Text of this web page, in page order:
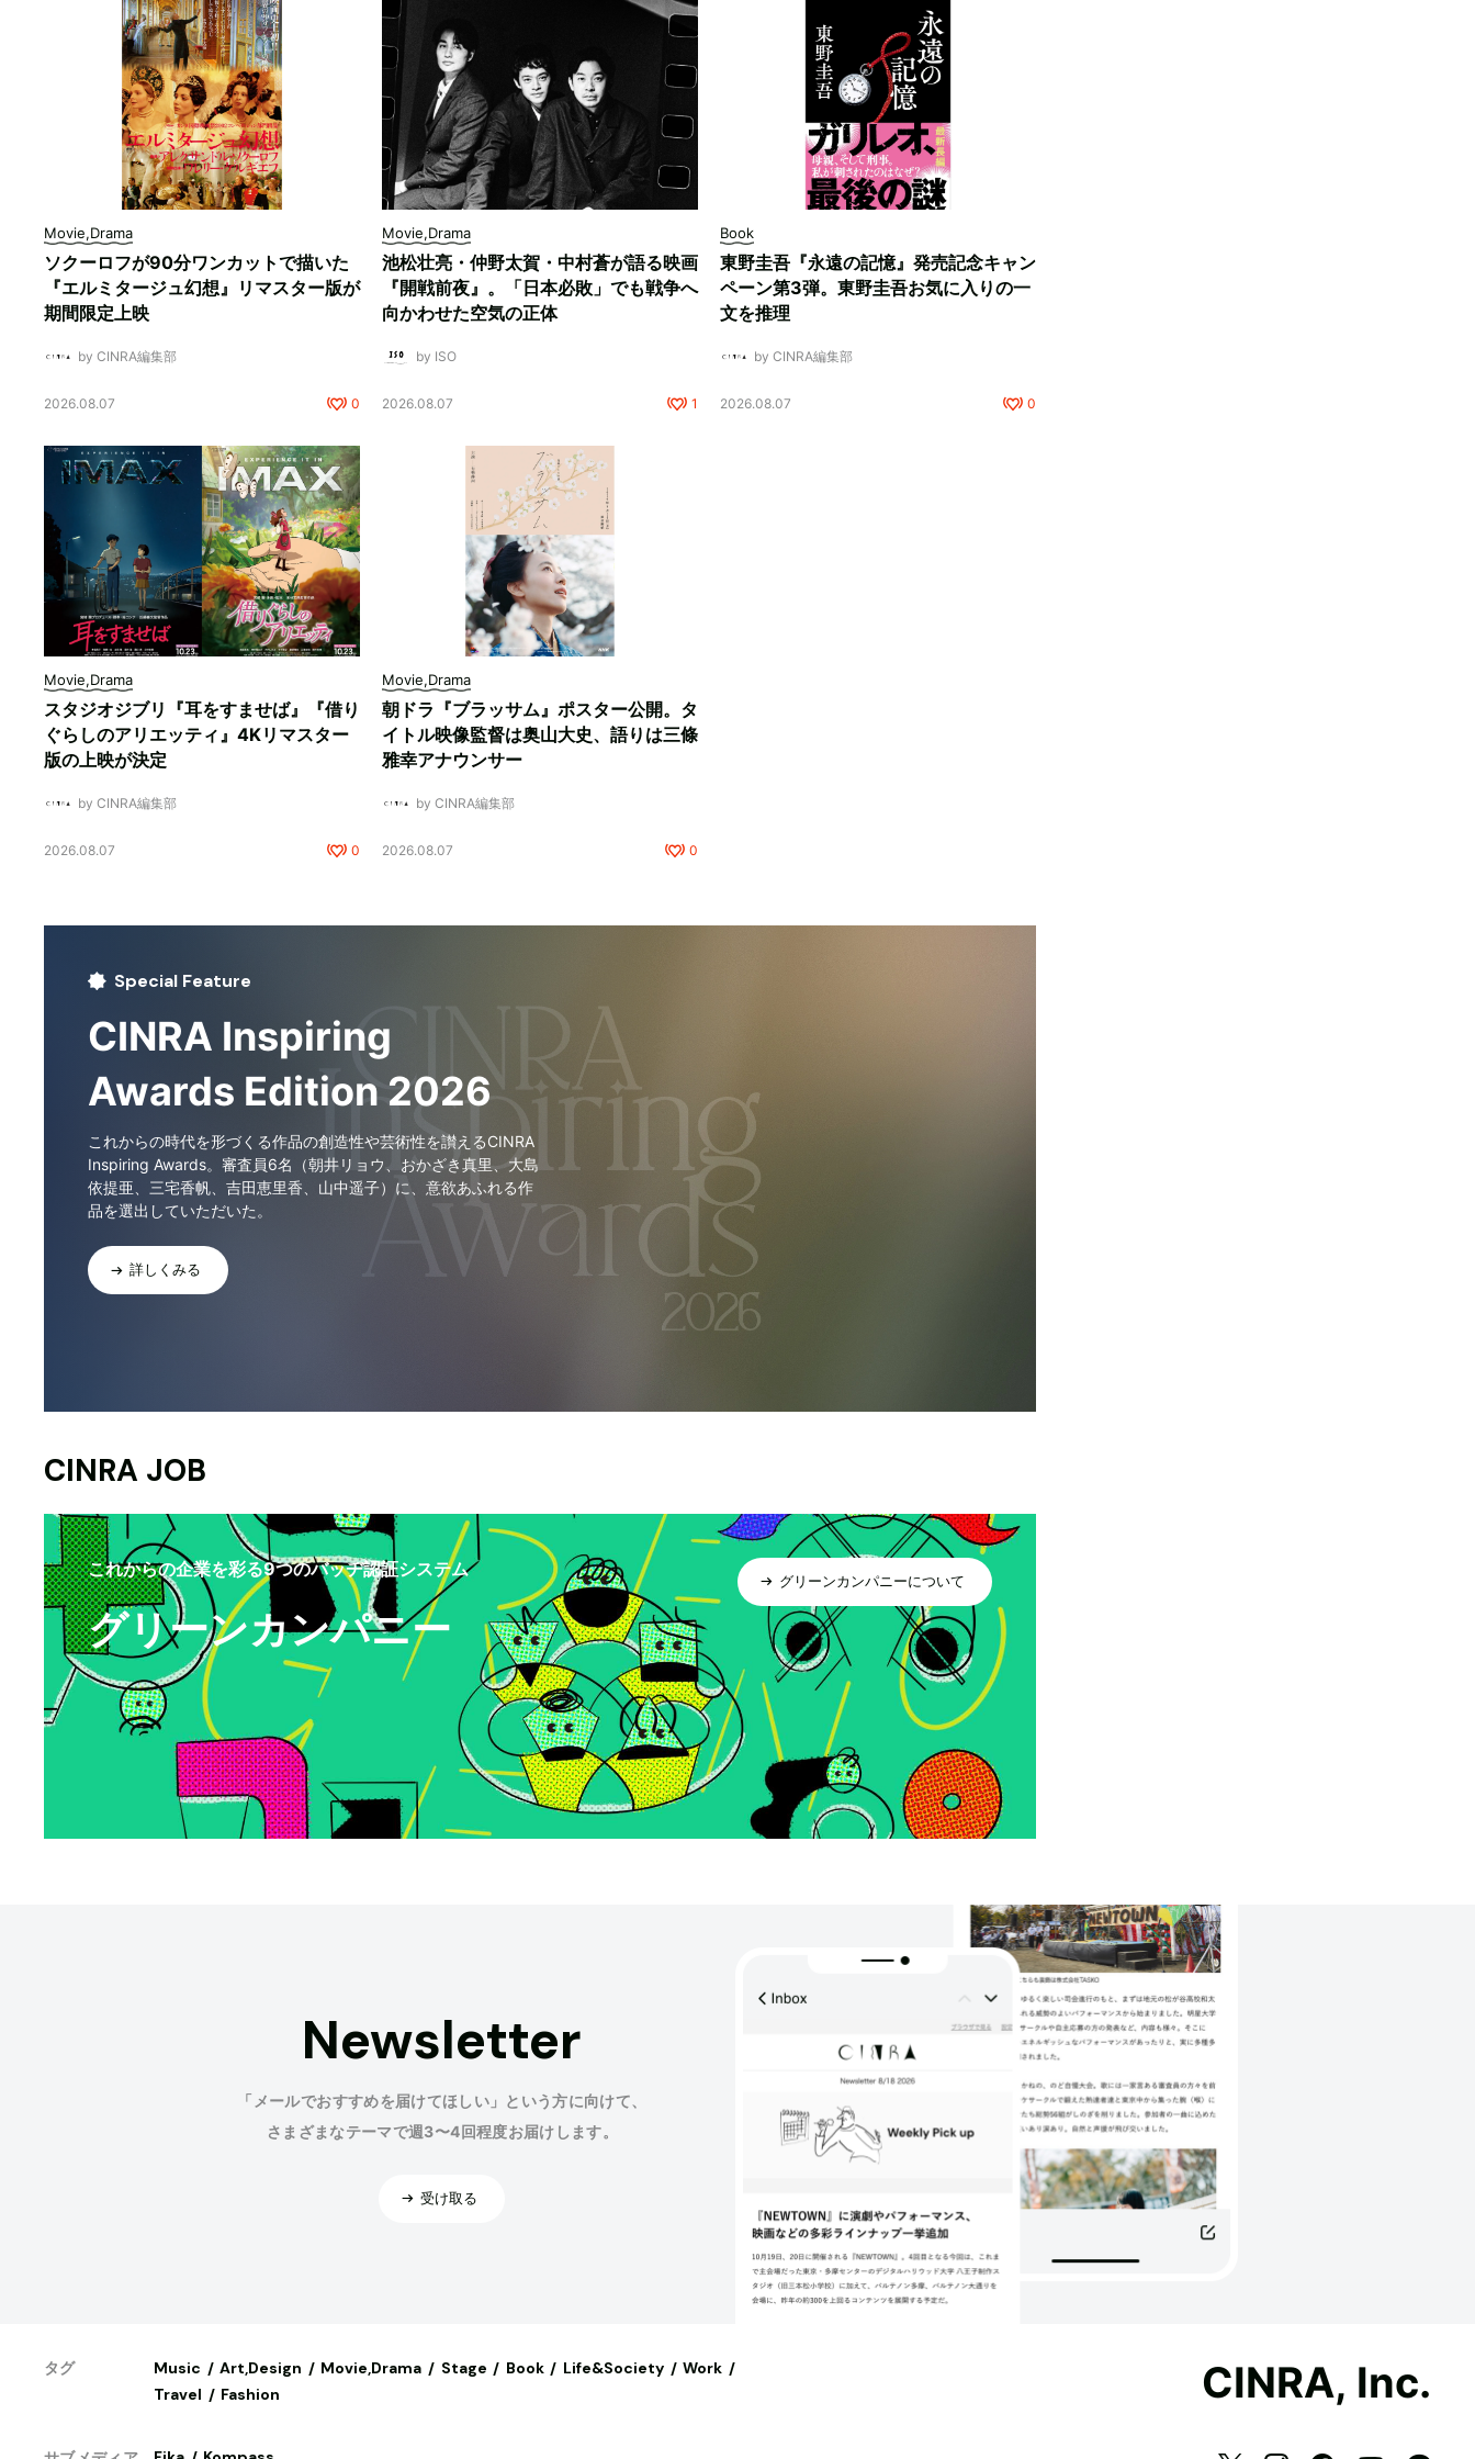
Movie,Drama
ソクーロフが90分ワンカットで描いた
『エルミタージュ幻想』リマスター版が
期間限定上映
by CINRA編集部
2026.08.07 0
Movie,Drama
池松壮亮・仲野太賀・中村蒼が語る映画
『開戦前夜』。「日本必敗」でも戦争へ
向かわせた空気の正体
by ISO
2026.08.07 1
Book
東野圭吾『永遠の記憶』発売記念キャン
ペーン第3弾。東野圭吾お気に入りの一
文を推理
by CINRA編集部
2026.08.07 0
Movie,Drama
スタジオジブリ『耳をすませば』『借り
ぐらしのアリエッティ』4Kリマスター
版の上映が決定
by CINRA編集部
2026.08.07 0
Movie,Drama
朝ドラ『ブラッサム』ポスター公開。タ
イトル映像監督は奥山大史、語りは三條
雅幸アナウンサー
by CINRA編集部
2026.08.07 0
Special Feature
CINRA Inspiring
Awards Edition 2026
これからの時代を形づくる作品の創造性や芸術性を讃えるCINRA
Inspiring Awards。審査員6名（朝井リョウ、おかざき真里、大島
依提亜、三宅香帆、吉田恵里香、山中遥子）に、意欲あふれる作
品を選出していただいた。
詳しくみる
CINRA JOB
これからの企業を彩る9つのバッヂ認証システム
グリーンカンパニー
グリーンカンパニーについて
Newsletter
「メールでおすすめを届けてほしい」という方に向けて、
さまざまなテーマで週3〜4回程度お届けします。
受け取る
タグ Music Art,Design Movie,Drama Stage Book Life&Society
Work
Travel
Fashion CINRA, Inc.